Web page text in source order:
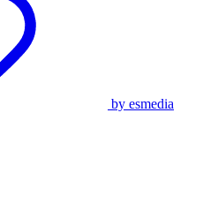
by esmedia